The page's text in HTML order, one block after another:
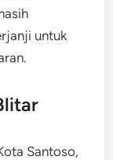
untuk
Santoso,